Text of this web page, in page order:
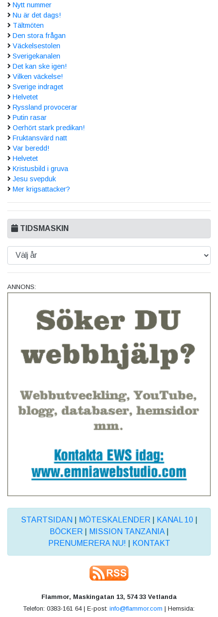
Nytt nummer
Nu är det dags!
Tältmöten
Den stora frågan
Väckelsestolen
Sverigekanalen
Det kan ske igen!
Vilken väckelse!
Sverige indraget
Helvetet
Ryssland provocerar
Putin rasar
Oerhört stark predikan!
Fruktansvärd natt
Var beredd!
Helvetet
Kristusbild i gruva
Jesu svepduk
Mer krigsattacker?
TIDSMASKIN
ANNONS:
STARTSIDAN MÖTESKALENDER KANAL 10|
BÖCKER
MISSION TANZANIA|
PRENUMERERA NU!
KONTAKT
Flammor, Maskingatan 13, 574 33 Vetlanda
Telefon: 0383-161 64 | E-post: info@flammor.com | Hemsida: